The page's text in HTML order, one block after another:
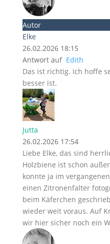
Autor
Elke
26.02.2026 18:15
Antwort auf Edith
Das ist richtig. Ich hoffe
besser ist.
Jutta
26.02.2026 17:54
Liebe Elke, das sind
Holzbiene ist schon
konnte ja im
einen Zitronenfalter
beim Käferchen
wieder weit voraus. Auf
wir hier sicher noch ein